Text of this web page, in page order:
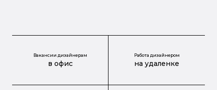
Вакансии дизайнерам
в офис
Работа дизайнером
на удаленке